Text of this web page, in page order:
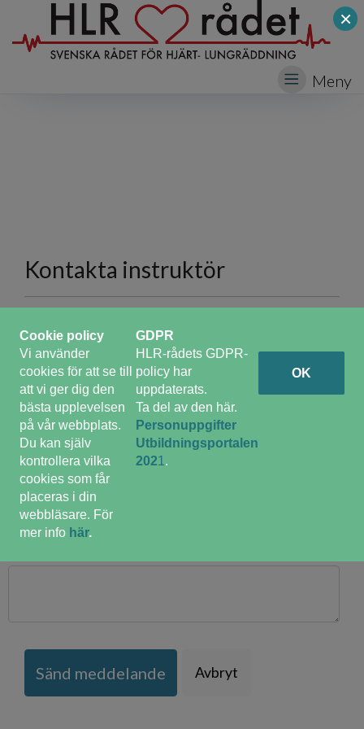
Meny
Kontakta instruktör
Din e-post adress *
Sänd meddelande Avbryt
×
Cookie policy
Vi använder
cookies för att se till
att vi ger dig den
bästa upplevelsen
på vår webbplats.
Du kan själv
kontrollera vilka
cookies som får
placeras i din
webbläsare. För
mer info här.
GDPR
HLR-rådets GDPR-
policy har
uppdaterats.
Ta del av den här.
Personuppgifter
Utbildningsportalen
2021 .
OK